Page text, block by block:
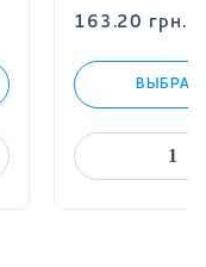
163.20